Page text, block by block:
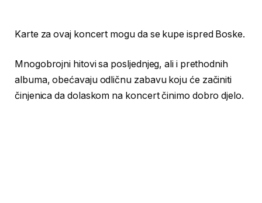
Karte za ovaj koncert mogu da se kupe ispred Boske.
Mnogobrojni hitovi sa posljednjeg, ali i prethodnih
albuma, obećavaju odličnu zabavu koju će začiniti
činjenica da dolaskom na koncert činimo dobro djelo.